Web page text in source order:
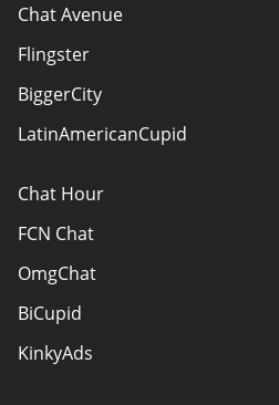
Chat Avenue
Flingster
BiggerCity
LatinAmericanCupid
Chat Hour
FCN Chat
OmgChat
BiCupid
KinkyAds